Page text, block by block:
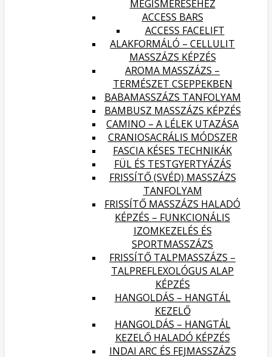
MEGISMERÉSÉHEZ
ACCESS BARS
ACCESS FACELIFT
ALAKFORMÁLÓ – CELLULIT
MASSZÁZS KÉPZÉS
AROMA MASSZÁZS –
TERMÉSZET CSEPPEKBEN
BABAMASSZÁZS TANFOLYAM
BAMBUSZ MASSZÁZS KÉPZÉS
CAMINO – A LÉLEK UTAZÁSA
CRANIOSACRÁLIS MÓDSZER
FASCIA KÉSES TECHNIKÁK
FÜL ÉS TESTGYERTYÁZÁS
FRISSÍTŐ (SVÉD) MASSZÁZS
TANFOLYAM
FRISSÍTŐ MASSZÁZS HALADÓ
KÉPZÉS – FUNKCIONÁLIS
IZOMKEZELÉS ÉS
SPORTMASSZÁZS
FRISSÍTŐ TALPMASSZÁZS –
TALPREFLEXOLÓGUS ALAP
KÉPZÉS
HANGOLDÁS – HANGTÁL
KEZELŐ
HANGOLDÁS – HANGTÁL
KEZELŐ HALADÓ KÉPZÉS
INDAI ARC ÉS FEJMASSZÁZS